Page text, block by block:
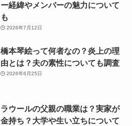
ー経緯やメンバーの魅力について
も
2026年7月12日
橋本琴絵って何者なの？炎上の理
由とは？夫の素性についても調査
2026年6月25日
ラウールの父親の職業は？実家が
金持ち？大学や生い立ちについて